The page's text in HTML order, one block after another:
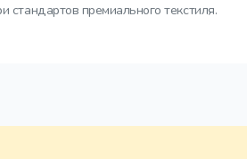
стандартов премиального текстиля.